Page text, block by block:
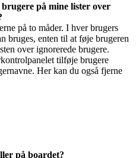
på mine lister over
på to måder. I hver brugers
bruges, enten til at føje brugeren
over ignorerede brugere.
tilføje brugere
Her kan du også fjerne
på boardet?